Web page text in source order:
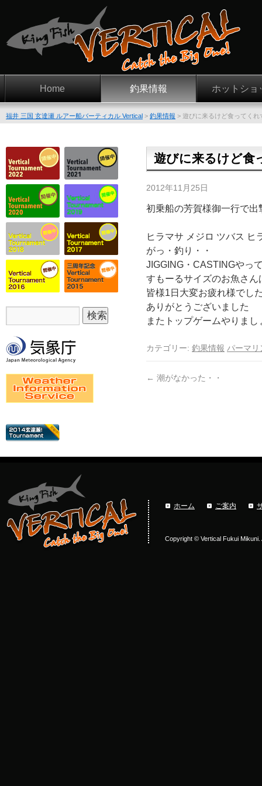
Home 釣果情報 ホットショ
福井 三国 玄達瀬 ルアー船バーティカル Vertical > 釣果情報 > 遊びに来るけど食ってく
遊びに来るけど
2012年11月25日
初乗船の芳賀様御一行で出
ヒラマサ メジロ ツバス ヒ
がっ・釣り・・
JIGGING・CASTINGやっ
すもーるサイズのお魚さ
皆様1日大変お疲れ様でし
ありがとうございました
またトップゲームやりま
カテゴリー: 釣果情報 パーマリ
← 潮がなかった・・
ホーム ご案内
Copyright © Vertical Fukui